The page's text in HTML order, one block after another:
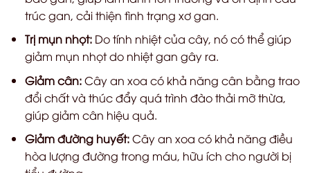
trúc gan, cải thiện tình trạng xơ gan.
Trị mụn nhọt:Do tính nhiệt của cây, nó có thể giúp
giảm mụn nhọt do nhiệt gan gây ra.
Giảm cân:Cây an xoa có khả năng cân bằng trao
đổi chất và thúc đẩy quá trình đào thải mỡ thừa,
giúp giảm cân hiệu quả.
Giảm đường huyết:Cây an xoa có khả năng điều
hòa lượng đường trong máu, hữu ích cho người bị